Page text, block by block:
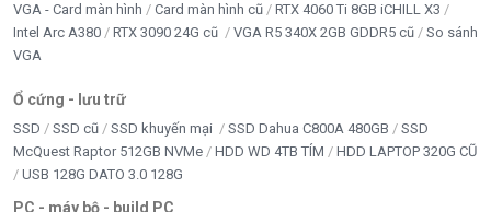
VGA - Card màn hình Card màn hình cũ
RTX 4060 Ti 8GB iCHILL X3
Intel Arc A380
RTX 3090 24G cũ VGA R5 340X 2GB GDDR5 cũ
So sánh
VGA
Ổ cứng - lưu trữ
SSD SSD cũ SSD khuyến mại SSD Dahua C800A 480GB
SSD
McQuest Raptor 512GB NVMe
HDD WD 4TB TÍM
HDD LAPTOP 320G CŨ
USB 128G DATO 3.0 128G
PC - máy bộ - build PC